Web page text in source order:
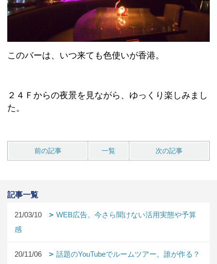
このバーは、いつ来ても色使いが香港。
２４Ｆからの夜景を見ながら、ゆっくり楽しみまし
た。
前の記事 一覧 次の記事
記事一覧
21/03/10
WEB広告。今さら聞けない活用実態や予算
感
20/11/06
話題のYouTubeでルームツアー。誰が作る？